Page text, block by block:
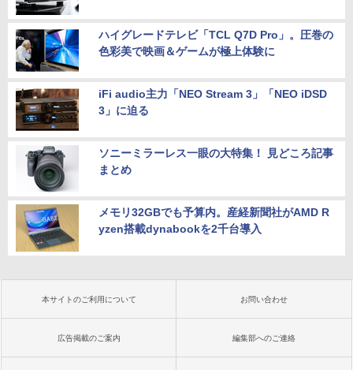
ハイグレードテレビ「TCL Q7D Pro」。圧巻の
色彩美で映画＆ゲームが極上体験に
iFi audio主力「NEO Stream 3」「NEO iDSD
3」に迫る
ソニーミラーレス一眼の大特集！ 見どころ記事
まとめ
メモリ32GBでも予算内。産経新聞社がAMD R
yzen搭載dynabookを2千台導入
本サイトのご利用について お問い合わせ
広告掲載のご案内 編集部へのご連絡